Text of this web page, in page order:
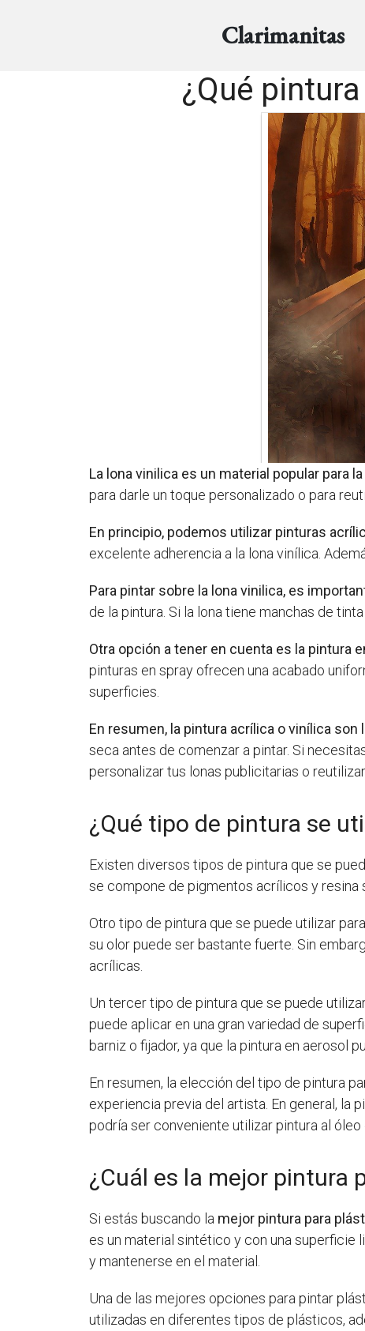
Clarimanitas
¿Qué
La lona vinilica es un material popular para
para darle un toque personalizado o para
En principio, podemos utilizar pinturas
excelente adherencia a la lona vinílica.
Para pintar sobre la lona vinilica, es
de la pintura. Si la lona tiene manchas de
Otra opción a tener en cuenta es la pintura
pinturas en spray ofrecen una acabado
superficies.
En resumen, la pintura acrílica o vinílica
seca antes de comenzar a pintar. Si
personalizar tus lonas publicitarias o
¿Qué tipo de pintura se
Existen diversos tipos de pintura que se
se compone de pigmentos acrílicos y resina
Otro tipo de pintura que se puede utilizar
su olor puede ser bastante fuerte. Sin
acrílicas.
Un tercer tipo de pintura que se puede
puede aplicar en una gran variedad de
barniz o fijador, ya que la pintura en aerosol
En resumen, la elección del tipo de pintura
experiencia previa del artista. En general, la
podría ser conveniente utilizar pintura al óleo
¿Cuál es la mejor pintura
Si estás buscando la mejor pintura para
es un material sintético y con una superficie
y mantenerse en el material.
Una de las mejores opciones para pintar
utilizadas en diferentes tipos de plásticos,